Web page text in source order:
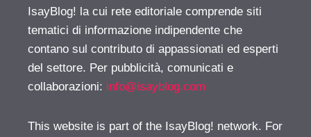
IsayBlog! la cui rete editoriale comprende siti
tematici di informazione indipendente che
contano sul contributo di appassionati ed esperti
del settore. Per pubblicità, comunicati e
collaborazioni: info@isayblog.com
This website is part of the IsayBlog! network. For